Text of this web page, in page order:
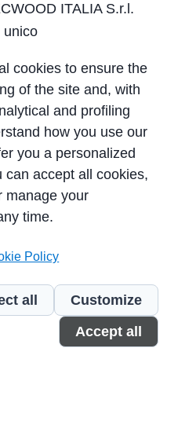
Società a Socio unico
Località
ITALIA S.r.l.
unico
cookies to ensure the
of the site and, with
and profiling
how you use our
you a personalized
can accept all cookies,
manage your
time.
Policy
all
Customize
Accept all